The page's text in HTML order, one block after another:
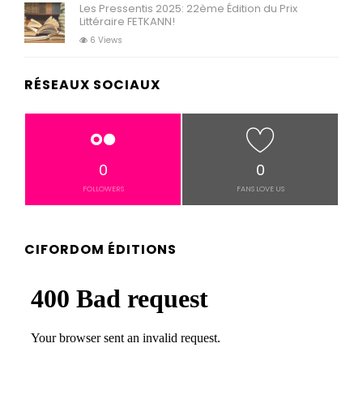
Les Pressentis 2025: 22ème Édition du Prix
Littéraire FETKANN!
6 Views
RÉSEAUX SOCIAUX
0
FOLLOWERS
0
FANS LOVE US
CIFORDOM ÉDITIONS